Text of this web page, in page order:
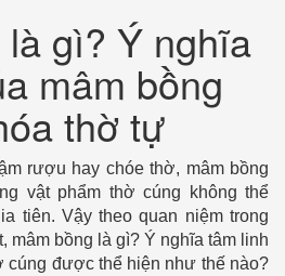
gì? Ý nghĩa
mâm bồng
thờ tự
rượu hay chóe thờ, mâm bồng
vật phẩm thờ cúng không thể
tiên. Vậy theo quan niệm trong
mâm bồng là gì? Ý nghĩa tâm linh
cúng được thể hiện như thế nào?